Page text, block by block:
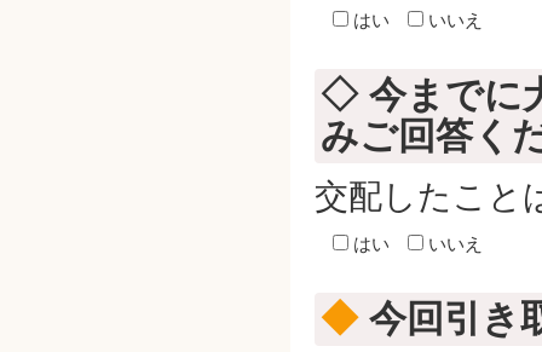
はい いいえ
◇ 今までに
みご回答く
交配したこと
はい いいえ
◆今回引き